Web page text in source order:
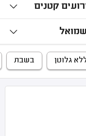
קטנים
גלוטן בשבת